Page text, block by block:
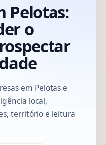
Pelotas:
o
em Pelotas e
local,
território e leitura